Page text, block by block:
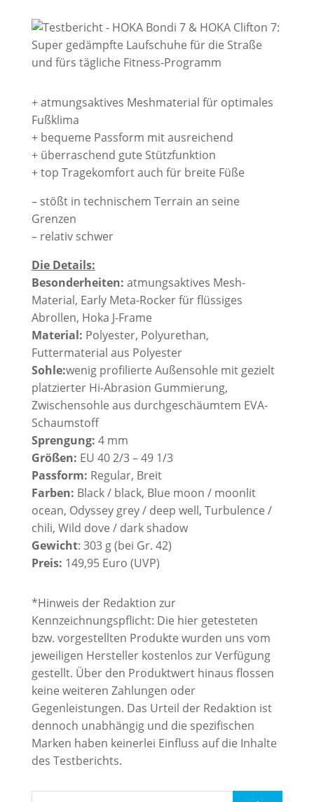
+ atmungsaktives Meshmaterial für optimales
Fußklima
+ bequeme Passform mit ausreichend
+ überraschend gute Stützfunktion
+ top Tragekomfort auch für breite Füße
– stößt in technischem Terrain an seine
Grenzen
– relativ schwer
Die Details:
Besonderheiten: atmungsaktives Mesh-
Material, Early Meta-Rocker für flüssiges
Abrollen, Hoka J-Frame
Material: Polyester, Polyurethan,
Futtermaterial aus Polyester
Sohle:wenig profilierte Außensohle mit gezielt
platzierter Hi-Abrasion Gummierung,
Zwischensohle aus durchgeschäumtem EVA-
Schaumstoff
Sprengung: 4 mm
Größen: EU 40 2/3 – 49 1/3
Passform: Regular, Breit
Farben: Black / black, Blue moon / moonlit
ocean, Odyssey grey / deep well, Turbulence /
chili, Wild dove / dark shadow
Gewicht: 303 g (bei Gr. 42)
Preis: 149,95 Euro (UVP)
*Hinweis der Redaktion zur
Kennzeichnungspflicht: Die hier getesteten
bzw. vorgestellten Produkte wurden uns vom
jeweiligen Hersteller kostenlos zur Verfügung
gestellt. Über den Produktwert hinaus flossen
keine weiteren Zahlungen oder
Gegenleistungen. Das Urteil der Redaktion ist
dennoch unabhängig und die spezifischen
Marken haben keinerlei Einfluss auf die Inhalte
des Testberichts.